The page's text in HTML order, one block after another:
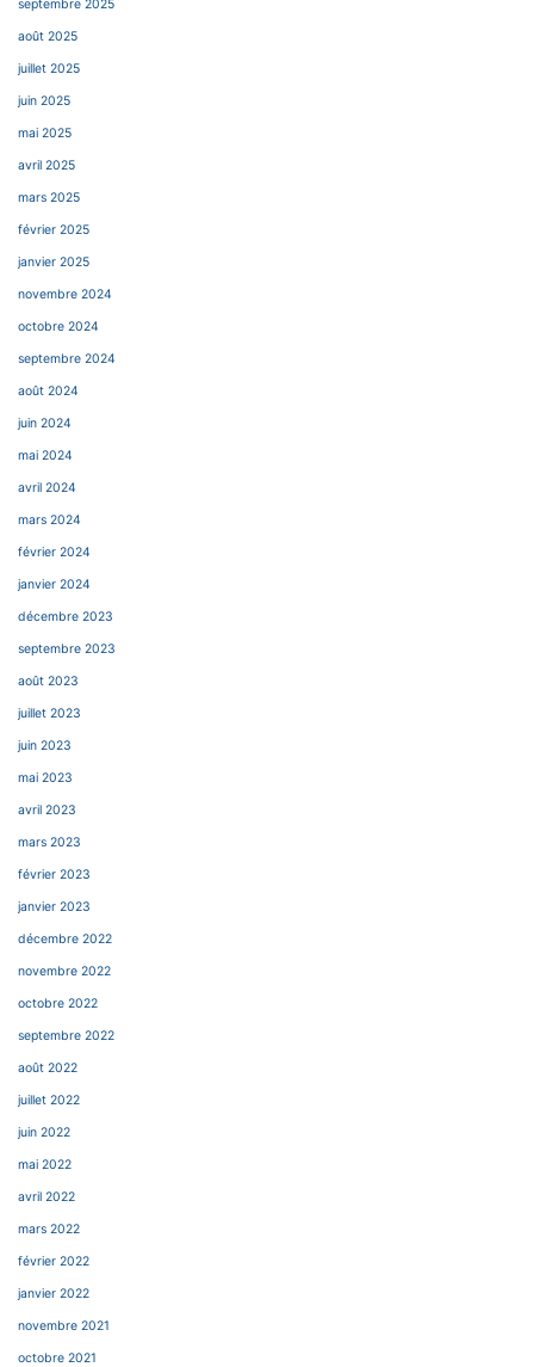
septembre 2025
août 2025
juillet 2025
juin 2025
mai 2025
avril 2025
mars 2025
février 2025
janvier 2025
novembre 2024
octobre 2024
septembre 2024
août 2024
juin 2024
mai 2024
avril 2024
mars 2024
février 2024
janvier 2024
décembre 2023
septembre 2023
août 2023
juillet 2023
juin 2023
mai 2023
avril 2023
mars 2023
février 2023
janvier 2023
décembre 2022
novembre 2022
octobre 2022
septembre 2022
août 2022
juillet 2022
juin 2022
mai 2022
avril 2022
mars 2022
février 2022
janvier 2022
novembre 2021
octobre 2021